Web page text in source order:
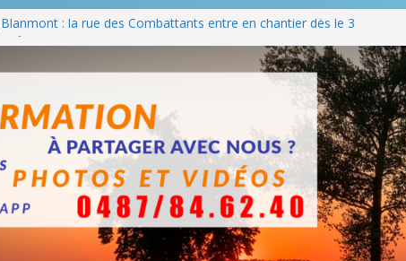
Blanmont : la rue des Combattants entre en chantier dès le 3
août
Une fête nationale sans drache